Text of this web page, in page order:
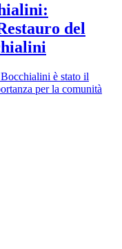
del
è stato il
per la comunità